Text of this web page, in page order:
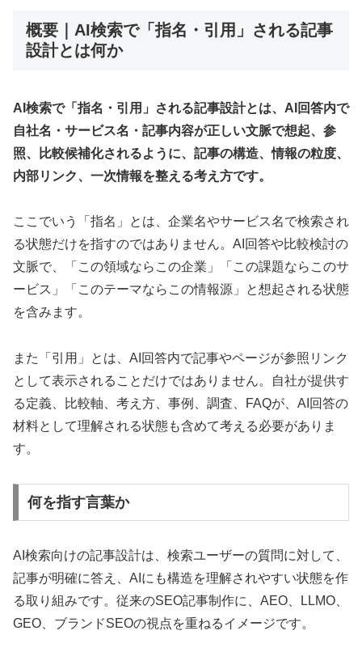
概要｜AI検索で「指名・引用」される記事
設計とは何か
AI検索で「指名・引用」される記事設計とは、AI回答内で
自社名・サービス名・記事内容が正しい文脈で想起、参
照、比較候補化されるように、記事の構造、情報の粒度、
内部リンク、一次情報を整える考え方です。
ここでいう「指名」とは、企業名やサービス名で検索され
る状態だけを指すのではありません。AI回答や比較検討の
文脈で、「この領域ならこの企業」「この課題ならこのサ
ービス」「このテーマならこの情報源」と想起される状態
を含みます。
また「引用」とは、AI回答内で記事やページが参照リンク
として表示されることだけではありません。自社が提供す
る定義、比較軸、考え方、事例、調査、FAQが、AI回答の
材料として理解される状態も含めて考える必要がありま
す。
何を指す言葉か
AI検索向けの記事設計は、検索ユーザーの質問に対して、
記事が明確に答え、AIにも構造を理解されやすい状態を作
る取り組みです。従来のSEO記事制作に、AEO、LLMO、
GEO、ブランドSEOの視点を重ねるイメージです。